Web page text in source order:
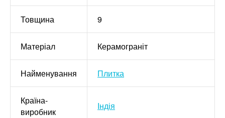
Товщина 9
Матеріал Керамограніт
Найменування Плитка
Країна-
виробник
Індія